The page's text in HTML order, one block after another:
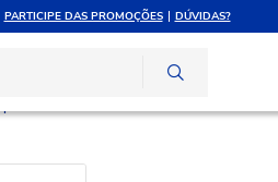
PARTICIPE DAS PROMOÇÕES DÚVIDAS?
ATENDIMENTO